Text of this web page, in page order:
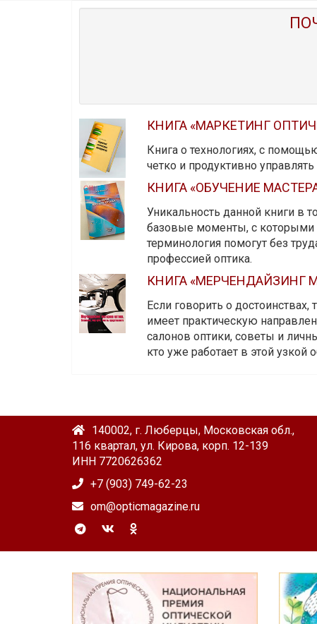
КНИГА «МАРКЕТИНГ
Книга о технологиях, с
четко и продуктивно
КНИГА «ОБУЧЕНИЕ
Уникальность данной книги в
базовые моменты, с которыми
терминология помогут без
профессией оптика.
КНИГА «МЕРЧЕНДАЙЗИНГ
Если говорить о
имеет практическую
салонов оптики, советы и
кто уже работает в этой узкой
140002, г. Люберцы, Московская обл.,
116 квартал, ул. Кирова, корп. 12-139
ИНН 7720626362
+7 (903) 749-62-23
om@opticmagazine.ru